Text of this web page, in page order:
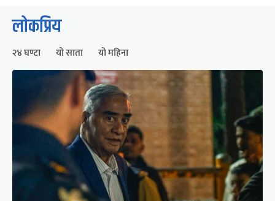
लोकप्रिय
२४ घण्टा यो साता यो महिना